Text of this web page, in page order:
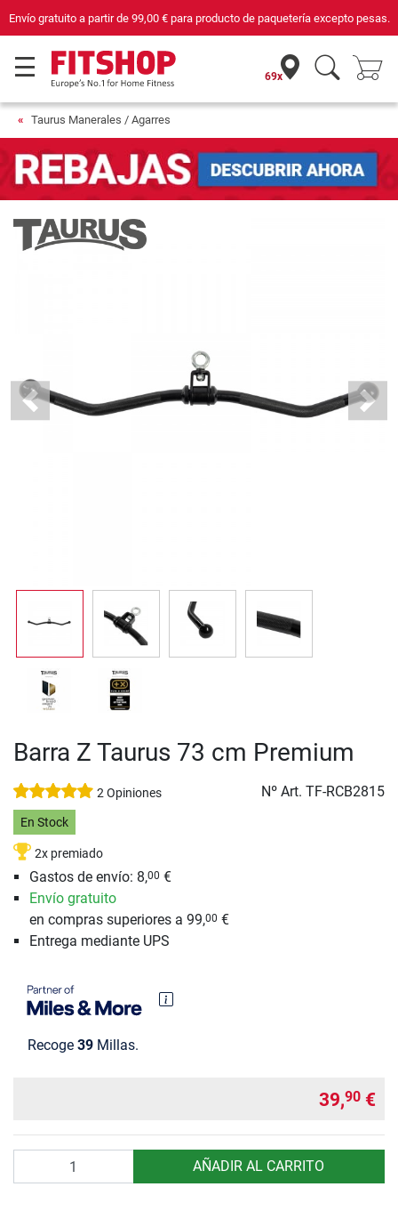
99,00 €para producto de paquetería excepto pesas. Compra con seguridad
69x
Taurus Manerales / Agarres
Previous Next
Barra Z Taurus 73 cm Premium
2 Opiniones Nº Art. TF-RCB2815
En Stock
2x premiado
Gastos de envío: 8,00 €
Envío gratuito
en compras superiores a 99,00 €
Entrega mediante UPS
Recoge 39 Millas.
39,90 €
AÑADIR AL CARRITO